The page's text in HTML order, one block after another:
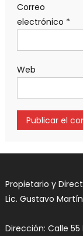
Correo
electrónico *
Web
Propietario y
Lic. Gustavo
Dirección: Calle 55